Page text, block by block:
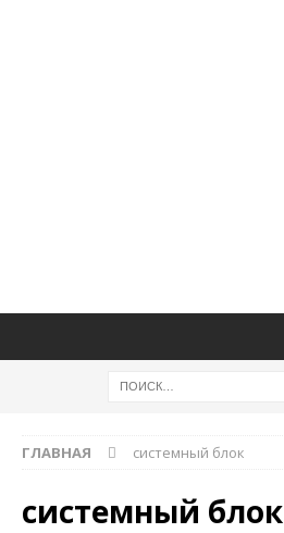
ГЛАВНАЯ системный блок
системный блок